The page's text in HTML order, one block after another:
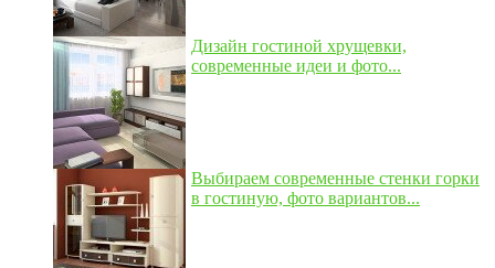
Дизайн гостиной хрущевки,
современные идеи и фото...
Выбираем современные стенки горки
в гостиную, фото вариантов...